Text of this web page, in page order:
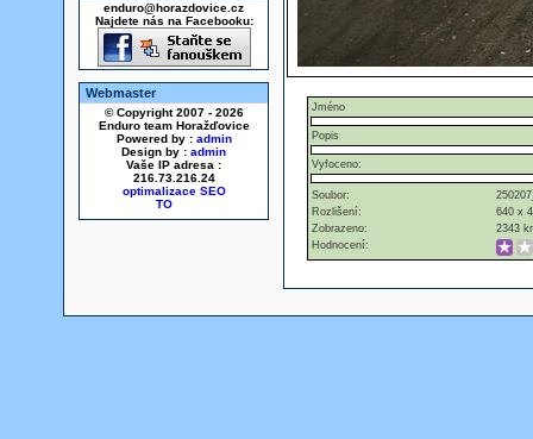
enduro@horazdovice.cz
Najdete nás na Facebooku:
Webmaster
© Copyright 2007 - 2026
Enduro team Horažďovice
Powered by : admin
Design by : admin
Vaše IP adresa :
216.73.216.24
optimalizace SEO
Jméno
Popis
Vyfoceno:
Soubor:
Rozlišení:
640 x
Zobrazeno:
2343
Hodnocení: